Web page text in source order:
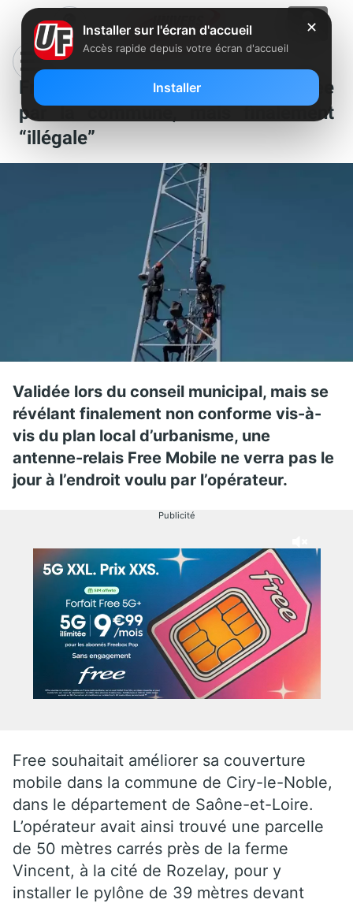
Free Mobile : une antenne validée
par la commune, mais finalement
“illégale”
Validée lors du conseil municipal, mais se
révélant finalement non conforme vis-à-
vis du plan local d’urbanisme, une
antenne-relais Free Mobile ne verra pas le
jour à l’endroit voulu par l’opérateur.
Publicité
Free souhaitait améliorer sa couverture
mobile dans la commune de Ciry-le-Noble,
dans le département de Saône-et-Loire.
L’opérateur avait ainsi trouvé une parcelle
de 50 mètres carrés près de la ferme
Vincent, à la cité de Rozelay, pour y
installer le pylône de 39 mètres devant
✕
Installer sur l'écran d'accueil
Accès rapide depuis votre écran d'accueil
Installer